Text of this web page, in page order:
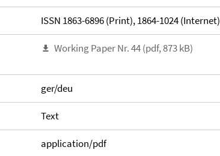
ISSN 1863-6896 (Print), 1864-1024 (Internet)
Working Paper Nr. 44 (pdf, 873 kB)
ger/deu
Text
application/pdf